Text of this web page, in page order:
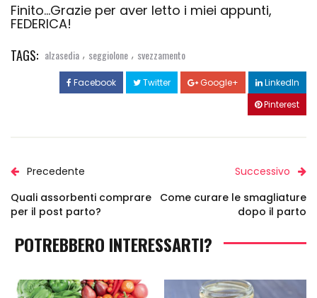
Finito…Grazie per aver letto i miei appunti,
FEDERICA!
TAGS: alzasedia , seggiolone , svezzamento
Facebook Twitter Google+
LinkedIn
Pinterest
Precedente
Quali assorbenti comprare
per il post parto?
Successivo
Come curare le smagliature
dopo il parto
POTREBBERO INTERESSARTI?